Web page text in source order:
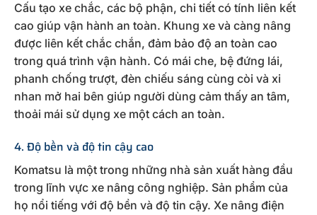
Cấu tạo xe chắc, các bộ phận, chi tiết có tính liên kết
cao giúp vận hành an toàn. Khung xe và càng nâng
được liên kết chắc chắn, đảm bảo độ an toàn cao
trong quá trình vận hành. Có mái che, bệ đứng lái,
phanh chống trượt, đèn chiếu sáng cùng còi và xi
nhan mở hai bên giúp người dùng cảm thấy an tâm,
thoải mái sử dụng xe một cách an toàn.
4. Độ bền và độ tin cậy cao
Komatsu là một trong những nhà sản xuất hàng đầu
trong lĩnh vực xe nâng công nghiệp. Sản phẩm của
họ nổi tiếng với độ bền và độ tin cậy. Xe nâng điện